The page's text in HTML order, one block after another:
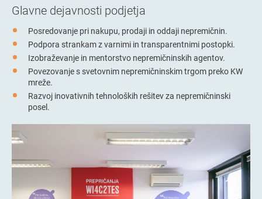
Glavne dejavnosti podjetja
Posredovanje pri nakupu, prodaji in oddaji nepremičnin.
Podpora strankam z varnimi in transparentnimi postopki.
Izobraževanje in mentorstvo nepremičninskih agentov.
Povezovanje s svetovnim nepremičninskim trgom preko KW
mreže.
Razvoj inovativnih tehnoloških rešitev za nepremičninski
posel.